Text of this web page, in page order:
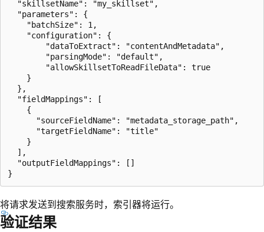
  "skillsetName": "my_skillset",
  "parameters": {
    "batchSize": 1,
    "configuration": {
        "dataToExtract": "contentAndMetadata",
        "parsingMode": "default",
        "allowSkillsetToReadFileData": true
    }
  },
  "fieldMappings": [
    {
      "sourceFieldName": "metadata_storage_path",
      "targetFieldName": "title"
    }
  ],
  "outputFieldMappings": []
将请求发送到搜索服务时，索引器将运行。
验证结果